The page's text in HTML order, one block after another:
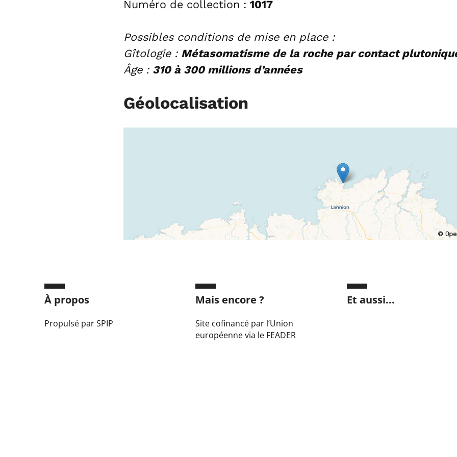
Numéro de collection : 1017
Possibles conditions de mise en place :
Gîtologie : Métasomatisme de la roche par contact
Âge : 310 à 300 millions d’années
Géolocalisation
À propos
Propulsé par SPIP
Mais encore ?
Site cofinancé par l’Union
européenne via le FEADER
Et aussi...